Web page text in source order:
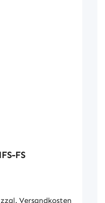
FS
Versandkosten